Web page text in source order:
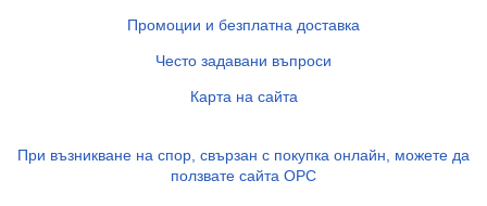
Промоции и безплатна доставка
Често задавани въпроси
Карта на сайта
При възникване на спор, свързан с покупка онлайн, можете да
ползвате сайта ОРС